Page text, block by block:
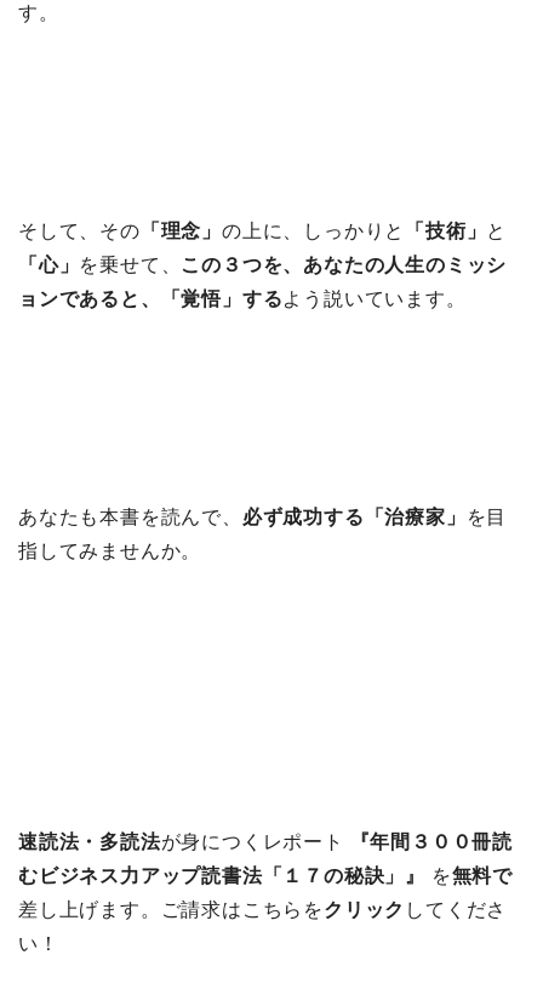
す。
そして、その 「理念」の上に、しっかりと 「技術」 と
「心」 を乗せて、 この３つを、あなたの人生のミッシ
ョンであると、「覚悟」するよう説いています。
あなたも本書を読んで、 必ず成功する「治療家」
を目
指してみませんか。
速読法・多読法が身につくレポート
『年間３００冊読
むビジネス力アップ読書法「１７の秘訣」』
を無料で
差し上げます。ご請求はこちらをクリック してくださ
い！